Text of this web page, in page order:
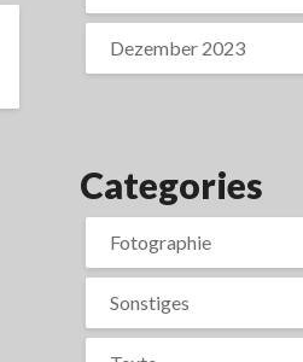
Dezember 2023
Categories
Fotographie
Sonstiges